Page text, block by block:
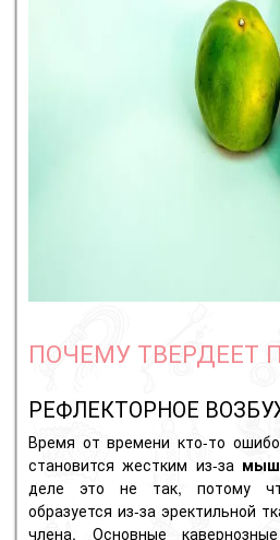
ПОЧЕМУ ТВЕРДЕЕТ
РЕФЛЕКТОРНОЕ
Время от времени кто-то
становится жестким из-за
деле это не так, потому
образуется из-за эректильной
члена. Основные